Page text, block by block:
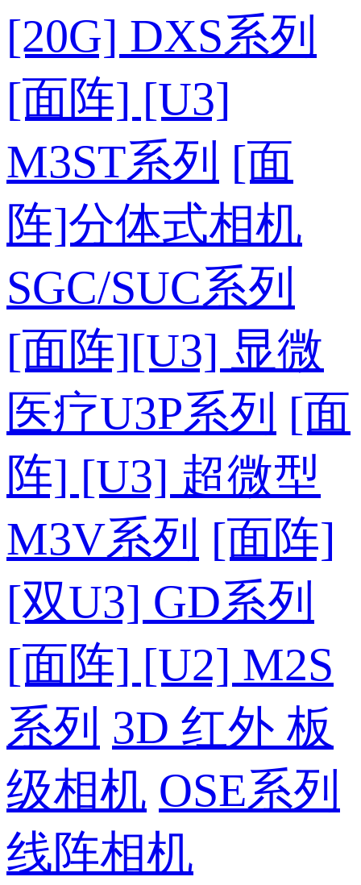
[20G] DXS系列
[面阵] [U3]
M3ST系列 [面
阵]分体式相机
SGC/SUC系列
[面阵][U3] 显微
医疗U3P系列 [面
阵] [U3] 超微型
M3V系列 [面阵]
[双U3] GD系列
[面阵] [U2] M2S
系列 3D 红外 板
级相机 OSE系列
线阵相机